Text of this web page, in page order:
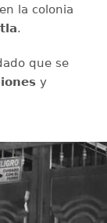
la colonia
.
que se
y